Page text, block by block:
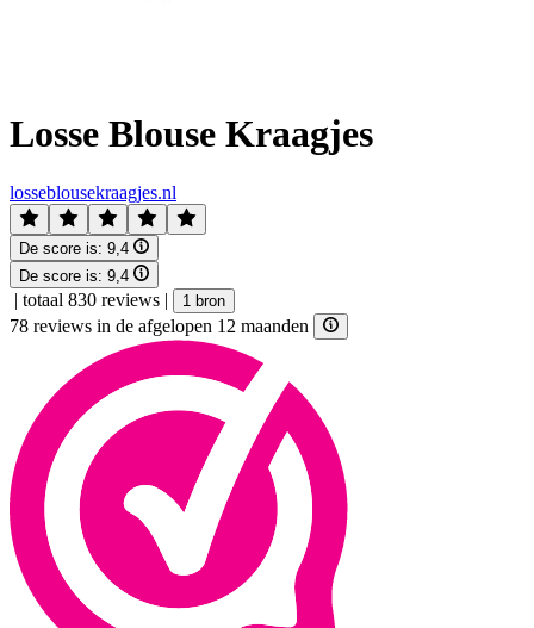
Losse Blouse Kraagjes
losseblousekraagjes.nl
De score is: 9,4
De score is: 9,4
| totaal 830 reviews | 1 bron
78 reviews in de afgelopen 12 maanden